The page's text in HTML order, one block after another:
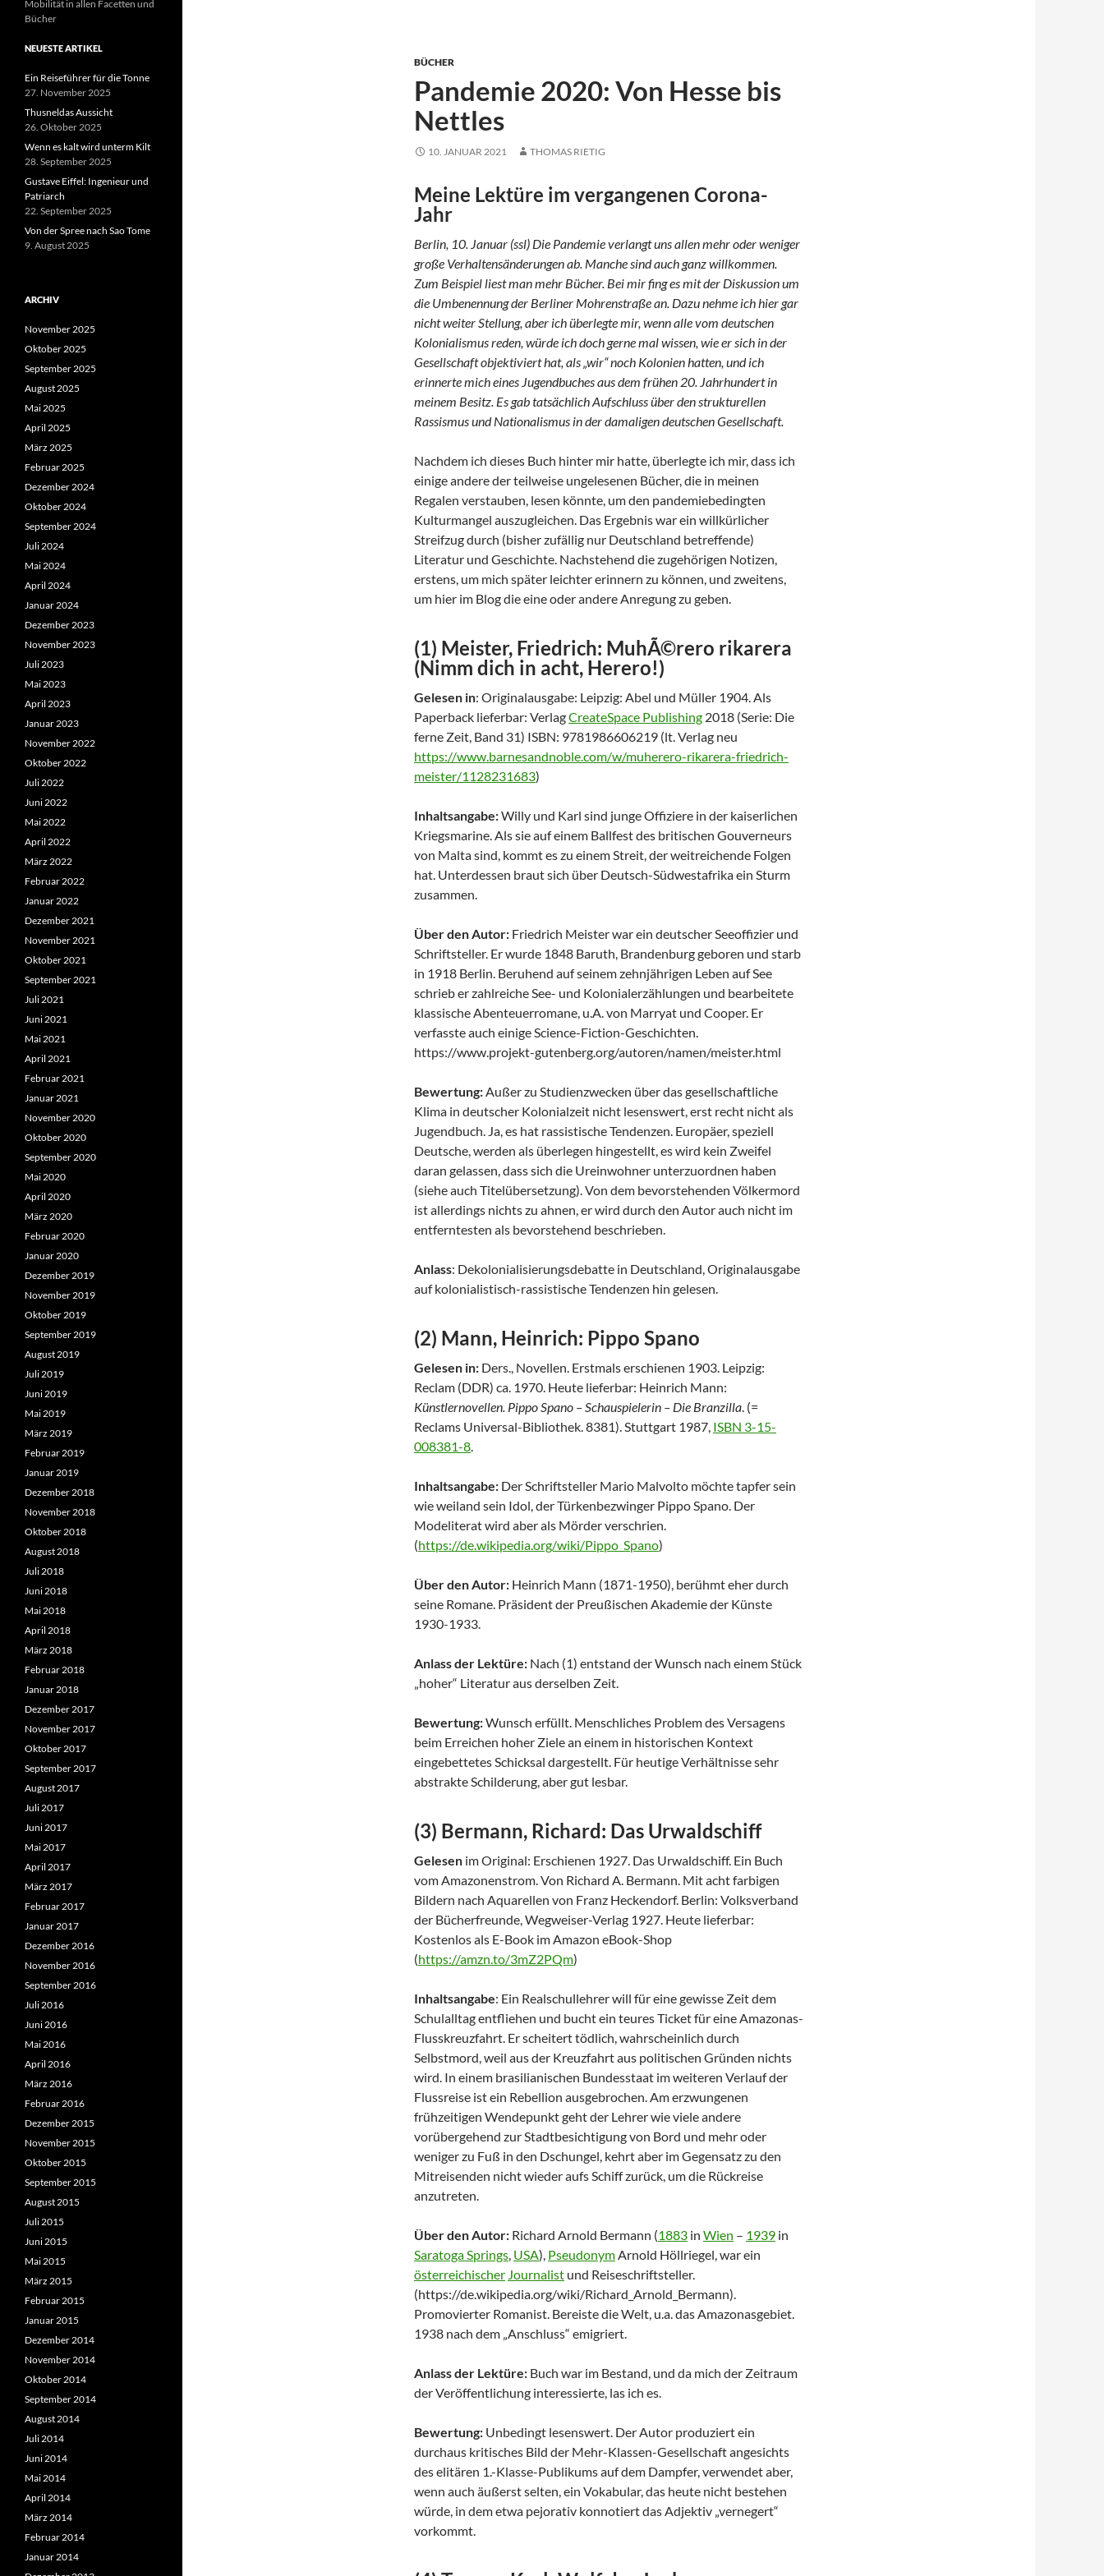
BÜCHER
Pandemie 2020: Von Hesse bis
Nettles
10. JANUAR 2021 THOMAS RIETIG
Meine Lektüre im vergangenen Corona-
Jahr
Berlin, 10. Januar (ssl) Die Pandemie verlangt uns allen mehr oder weniger
große Verhaltensänderungen ab. Manche sind auch ganz willkommen.
Zum Beispiel liest man mehr Bücher. Bei mir fing es mit der Diskussion um
die Umbenennung der Berliner Mohrenstraße an. Dazu nehme ich hier gar
nicht weiter Stellung, aber ich überlegte mir, wenn alle vom deutschen
Kolonialismus reden, würde ich doch gerne mal wissen, wie er sich in der
Gesellschaft objektiviert hat, als „wir“ noch Kolonien hatten, und ich
erinnerte mich eines Jugendbuches aus dem frühen 20. Jahrhundert in
meinem Besitz. Es gab tatsächlich Aufschluss über den strukturellen
Rassismus und Nationalismus in der damaligen deutschen Gesellschaft.
Nachdem ich dieses Buch hinter mir hatte, überlegte ich mir, dass ich
einige andere der teilweise ungelesenen Bücher, die in meinen
Regalen verstauben, lesen könnte, um den pandemiebedingten
Kulturmangel auszugleichen. Das Ergebnis war ein willkürlicher
Streifzug durch (bisher zufällig nur Deutschland betreffende)
Literatur und Geschichte. Nachstehend die zugehörigen Notizen,
erstens, um mich später leichter erinnern zu können, und zweitens,
um hier im Blog die eine oder andere Anregung zu geben.
(1) Meister, Friedrich: MuhÃ©rero rikarera
(Nimm dich in acht, Herero!)
Gelesen in: Originalausgabe: Leipzig: Abel und Müller 1904. Als
Paperback lieferbar: VerlagCreateSpace Publishing 2018 (Serie: Die
ferne Zeit, Band 31) ISBN: 9781986606219 (lt. Verlag neu
https://www.barnesandnoble.com/w/muherero-rikarera-friedrich-
meister/1128231683)
Inhaltsangabe:Willy und Karl sind junge Offiziere in der kaiserlichen
Kriegsmarine. Als sie auf einem Ballfest des britischen Gouverneurs
von Malta sind, kommt es zu einem Streit, der weitreichende Folgen
hat. Unterdessen braut sich über Deutsch-Südwestafrika ein Sturm
zusammen.
Über den Autor: Friedrich Meister war ein deutscher Seeoffizier und
Schriftsteller. Er wurde 1848 Baruth, Brandenburg geboren und starb
in 1918 Berlin. Beruhend auf seinem zehnjährigen Leben auf See
schrieb er zahlreiche See- und Kolonialerzählungen und bearbeitete
klassische Abenteuerromane, u.A. von Marryat und Cooper. Er
verfasste auch einige Science-Fiction-Geschichten.
https://www.projekt-gutenberg.org/autoren/namen/meister.html
Bewertung:Außer zu Studienzwecken über das gesellschaftliche
Klima in deutscher Kolonialzeit nicht lesenswert, erst recht nicht als
Jugendbuch. Ja, es hat rassistische Tendenzen. Europäer, speziell
Deutsche, werden als überlegen hingestellt, es wird kein Zweifel
daran gelassen, dass sich die Ureinwohner unterzuordnen haben
(siehe auch Titelübersetzung). Von dem bevorstehenden Völkermord
ist allerdings nichts zu ahnen, er wird durch den Autor auch nicht im
entferntesten als bevorstehend beschrieben.
Anlass: Dekolonialisierungsdebatte in Deutschland, Originalausgabe
auf kolonialistisch-rassistische Tendenzen hin gelesen.
(2) Mann, Heinrich: Pippo Spano
Gelesen in: Ders., Novellen. Erstmals erschienen 1903. Leipzig:
Reclam (DDR) ca. 1970. Heute lieferbar: Heinrich Mann:
Künstlernovellen. Pippo Spano – Schauspielerin – Die Branzilla. (=
Reclams Universal-Bibliothek. 8381). Stuttgart 1987, ISBN 3-15-
008381-8.
Inhaltsangabe: Der Schriftsteller Mario Malvolto möchte tapfer sein
wie weiland sein Idol, der Türkenbezwinger Pippo Spano. Der
Modeliterat wird aber als Mörder verschrien.
(https://de.wikipedia.org/wiki/Pippo_Spano)
Über den Autor: Heinrich Mann (1871-1950), berühmt eher durch
seine Romane. Präsident der Preußischen Akademie der Künste
1930-1933.
Anlass der Lektüre: Nach (1) entstand der Wunsch nach einem Stück
„hoher“ Literatur aus derselben Zeit.
Bewertung:Wunsch erfüllt. Menschliches Problem des Versagens
beim Erreichen hoher Ziele an einem in historischen Kontext
eingebettetes Schicksal dargestellt. Für heutige Verhältnisse sehr
abstrakte Schilderung, aber gut lesbar.
(3) Bermann, Richard: Das Urwaldschiff
Gelesen im Original: Erschienen 1927. Das Urwaldschiff. Ein Buch
vom Amazonenstrom. Von Richard A. Bermann. Mit acht farbigen
Bildern nach Aquarellen von Franz Heckendorf. Berlin: Volksverband
der Bücherfreunde, Wegweiser-Verlag 1927. Heute lieferbar:
Kostenlos als E-Book im Amazon eBook-Shop
(https://amzn.to/3mZ2PQm)
Inhaltsangabe: Ein Realschullehrer will für eine gewisse Zeit dem
Schulalltag entfliehen und bucht ein teures Ticket für eine Amazonas-
Flusskreuzfahrt. Er scheitert tödlich, wahrscheinlich durch
Selbstmord, weil aus der Kreuzfahrt aus politischen Gründen nichts
wird. In einem brasilianischen Bundesstaat im weiteren Verlauf der
Flussreise ist ein Rebellion ausgebrochen. Am erzwungenen
frühzeitigen Wendepunkt geht der Lehrer wie viele andere
vorübergehend zur Stadtbesichtigung von Bord und mehr oder
weniger zu Fuß in den Dschungel, kehrt aber im Gegensatz zu den
Mitreisenden nicht wieder aufs Schiff zurück, um die Rückreise
anzutreten.
Über den Autor: Richard Arnold Bermann (1883 in Wien – 1939 in
Saratoga Springs, USA), PseudonymArnold Höllriegel, war ein
österreichischer Journalist und Reiseschriftsteller.
(https://de.wikipedia.org/wiki/Richard_Arnold_Bermann).
Promovierter Romanist. Bereiste die Welt, u.a. das Amazonasgebiet.
1938 nach dem „Anschluss“ emigriert.
Anlass der Lektüre: Buch war im Bestand, und da mich der Zeitraum
der Veröffentlichung interessierte, las ich es.
Bewertung: Unbedingt lesenswert. Der Autor produziert ein
durchaus kritisches Bild der Mehr-Klassen-Gesellschaft angesichts
des elitären 1.-Klasse-Publikums auf dem Dampfer, verwendet aber,
wenn auch äußerst selten, ein Vokabular, das heute nicht bestehen
würde, in dem etwa pejorativ konnotiert das Adjektiv „vernegert“
vorkommt.
Mobilität in allen Facetten und
Bücher
NEUESTE ARTIKEL
Ein Reiseführer für die Tonne
27. November 2025
Thusneldas Aussicht
26. Oktober 2025
Wenn es kalt wird unterm Kilt
28. September 2025
Gustave Eiffel: Ingenieur und
Patriarch
22. September 2025
Von der Spree nach Sao Tome
9. August 2025
ARCHIV
November 2025
Oktober 2025
September 2025
August 2025
Mai 2025
April 2025
März 2025
Februar 2025
Dezember 2024
Oktober 2024
September 2024
Juli 2024
Mai 2024
April 2024
Januar 2024
Dezember 2023
November 2023
Juli 2023
Mai 2023
April 2023
Januar 2023
November 2022
Oktober 2022
Juli 2022
Juni 2022
Mai 2022
April 2022
März 2022
Februar 2022
Januar 2022
Dezember 2021
November 2021
Oktober 2021
September 2021
Juli 2021
Juni 2021
Mai 2021
April 2021
Februar 2021
Januar 2021
November 2020
Oktober 2020
September 2020
Mai 2020
April 2020
März 2020
Februar 2020
Januar 2020
Dezember 2019
November 2019
Oktober 2019
September 2019
August 2019
Juli 2019
Juni 2019
Mai 2019
März 2019
Februar 2019
Januar 2019
Dezember 2018
November 2018
Oktober 2018
August 2018
Juli 2018
Juni 2018
Mai 2018
April 2018
März 2018
Februar 2018
Januar 2018
Dezember 2017
November 2017
Oktober 2017
September 2017
August 2017
Juli 2017
Juni 2017
Mai 2017
April 2017
März 2017
Februar 2017
Januar 2017
Dezember 2016
November 2016
September 2016
Juli 2016
Juni 2016
Mai 2016
April 2016
März 2016
Februar 2016
Dezember 2015
November 2015
Oktober 2015
September 2015
August 2015
Juli 2015
Juni 2015
Mai 2015
März 2015
Februar 2015
Januar 2015
Dezember 2014
November 2014
Oktober 2014
September 2014
August 2014
Juli 2014
Juni 2014
Mai 2014
April 2014
März 2014
Februar 2014
Januar 2014